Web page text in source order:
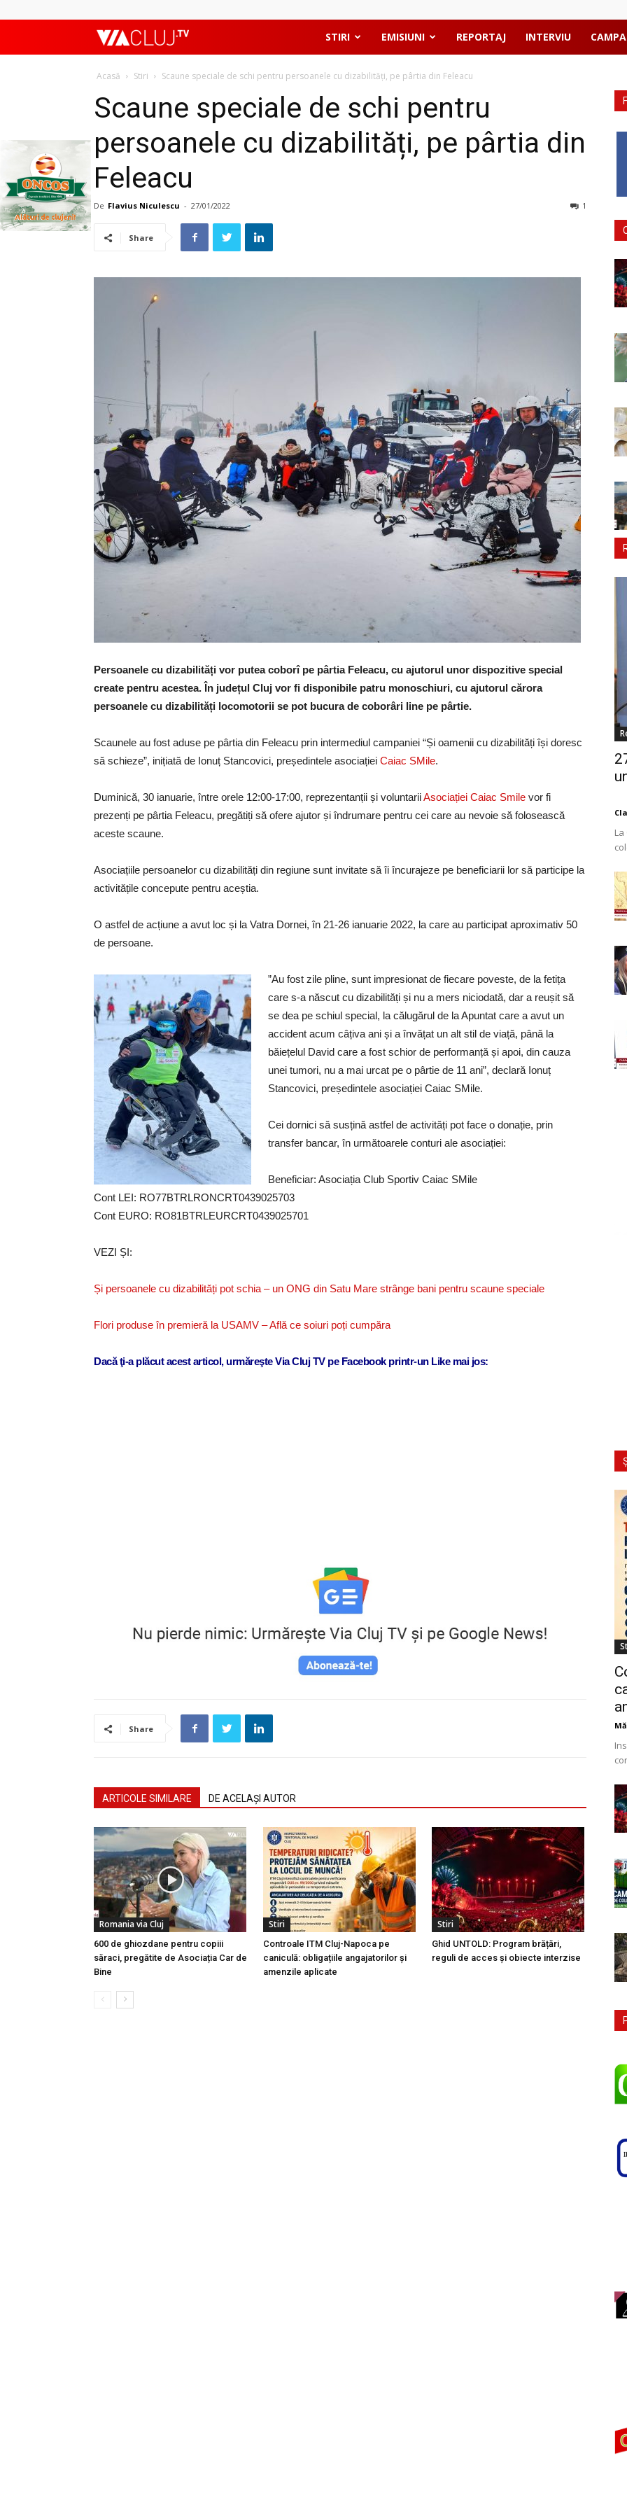
ViaClujTV STIRI EMISIUNI REPORTAJ INTERVIU
Acasă Stiri Scaune speciale de schi pentru persoanele cu dizabilități, pe pârtia din Feleacu
Scaune speciale de schi pentru
persoanele cu dizabilități, pe pârtia din
Feleacu
De Flavius Niculescu - 27/01/2022 1
Share
Persoanele cu dizabilități vor putea coborî pe pârtia Feleacu, cu ajutorul unor dispozitive special
create pentru acestea. În județul Cluj vor fi disponibile patru monoschiuri, cu ajutorul cărora
persoanele cu dizabilități locomotorii se pot bucura de coborâri line pe pârtie.
Scaunele au fost aduse pe pârtia din Feleacu prin intermediul campaniei “Și oamenii cu dizabilități își doresc
să schieze”, inițiată de Ionuț Stancovici, președintele asociației Caiac SMile.
Duminică, 30 ianuarie, între orele 12:00-17:00, reprezentanții și voluntariiAsociației Caiac Smile vor fi
prezenți pe pârtia Feleacu, pregătiți să ofere ajutor și îndrumare pentru cei care au nevoie să folosească
aceste scaune.
Asociațiile persoanelor cu dizabilități din regiune sunt invitate să îi încurajeze pe beneficiarii lor să participe la
activitățile concepute pentru aceștia.
O astfel de acțiune a avut loc și la Vatra Dornei, în 21-26 ianuarie 2022, la care au participat aproximativ 50
de persoane.
”Au fost zile pline, sunt impresionat de fiecare poveste, de la fetița
care s-a născut cu dizabilități și nu a mers niciodată, dar a reușit să
se dea pe schiul special, la călugărul de la Apuntat care a avut un
accident acum câțiva ani și a învățat un alt stil de viață, până la
băiețelul David care a fost schior de performanță și apoi, din cauza
unei tumori, nu a mai urcat pe o pârtie de 11 ani”, declară Ionuț
Stancovici, președintele asociației Caiac SMile.
Cei dornici să susțină astfel de activități pot face o donație, prin
transfer bancar, în următoarele conturi ale asociației:
Beneficiar: Asociația Club Sportiv Caiac SMile
Cont LEI: RO77BTRLRONCRT0439025703
Cont EURO: RO81BTRLEURCRT0439025701
VEZI ȘI:
Și persoanele cu dizabilități pot schia – un ONG din Satu Mare strânge bani pentru scaune speciale
Flori produse în premieră la USAMV – Află ce soiuri poți cumpăra
Dacă ţi-a plăcut acest articol, urmăreşte Via Cluj TV pe Facebook printr-un Like mai jos:
Share
ARTICOLE SIMILARE DE ACELAȘI AUTOR
Romania via Cluj
600 de ghiozdane pentru copiii
săraci, pregătite de Asociația Car de
Bine
Stiri
Controale ITM Cluj-Napoca pe
caniculă: obligațiile angajatorilor și
amenzile aplicate
Stiri
Ghid UNTOLD: Program brățări,
reguli de acces și obiecte interzise